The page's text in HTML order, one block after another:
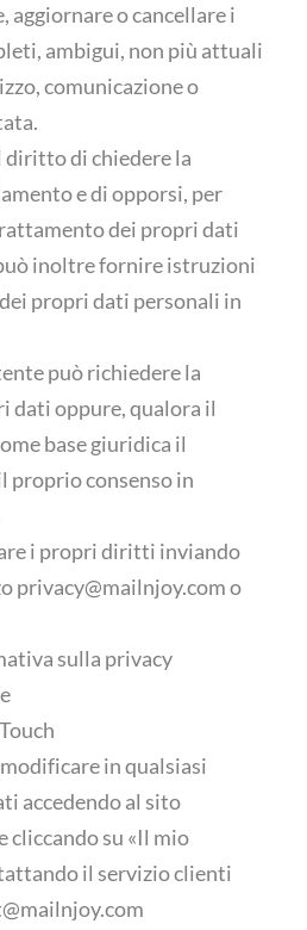
o cancellare i
ambigui, non più attuali
comunicazione o
diritto di chiedere la
e di opporsi, per
dei propri dati
inoltre fornire istruzioni
propri dati personali in
può richiedere la
dati oppure, qualora il
base giuridica il
proprio consenso in
i propri diritti inviando
privacy@mailnjoy.como
sulla privacy
in qualsiasi
accedendo al sito
cliccando su «Il mio
il servizio clienti